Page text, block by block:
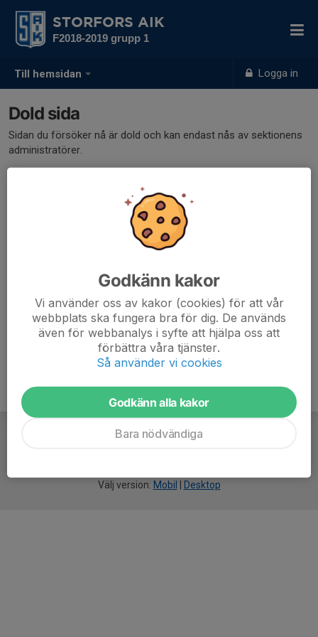
Till hemsidan Logga in
STORFORS AIK
F2018-2019 grupp 1
Dold sida
Sidan du försöker nå är dold och kan endast nås av sektionens
administratörer.
Välj version: Mobil Desktop
Godkänn kakor
Vi använder oss av kakor (cookies) för att vår
webbplats ska fungera bra för dig. De används
även för webbanalys i syfte att hjälpa oss att
förbättra våra tjänster.
Så använder vi cookies
Godkänn alla kakor
Bara nödvändiga